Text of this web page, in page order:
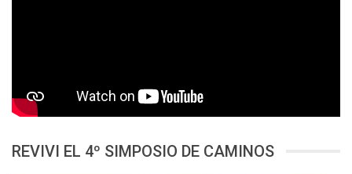
REVIVI EL 4º SIMPOSIO DE CAMINOS